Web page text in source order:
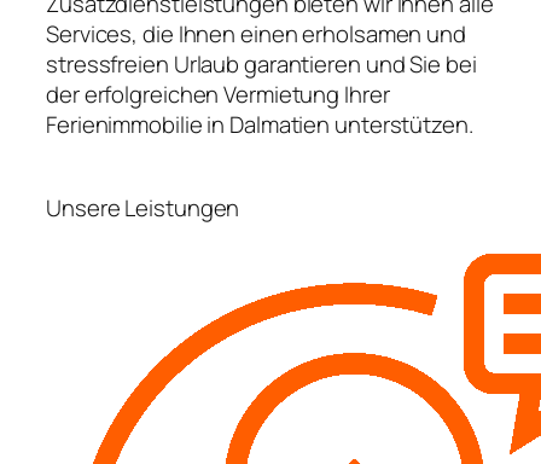
Services, die Ihnen einen erholsamen und
stressfreien Urlaub garantieren und Sie bei
der erfolgreichen Vermietung Ihrer
Ferienimmobilie in Dalmatien unterstützen.
Unsere Leistungen